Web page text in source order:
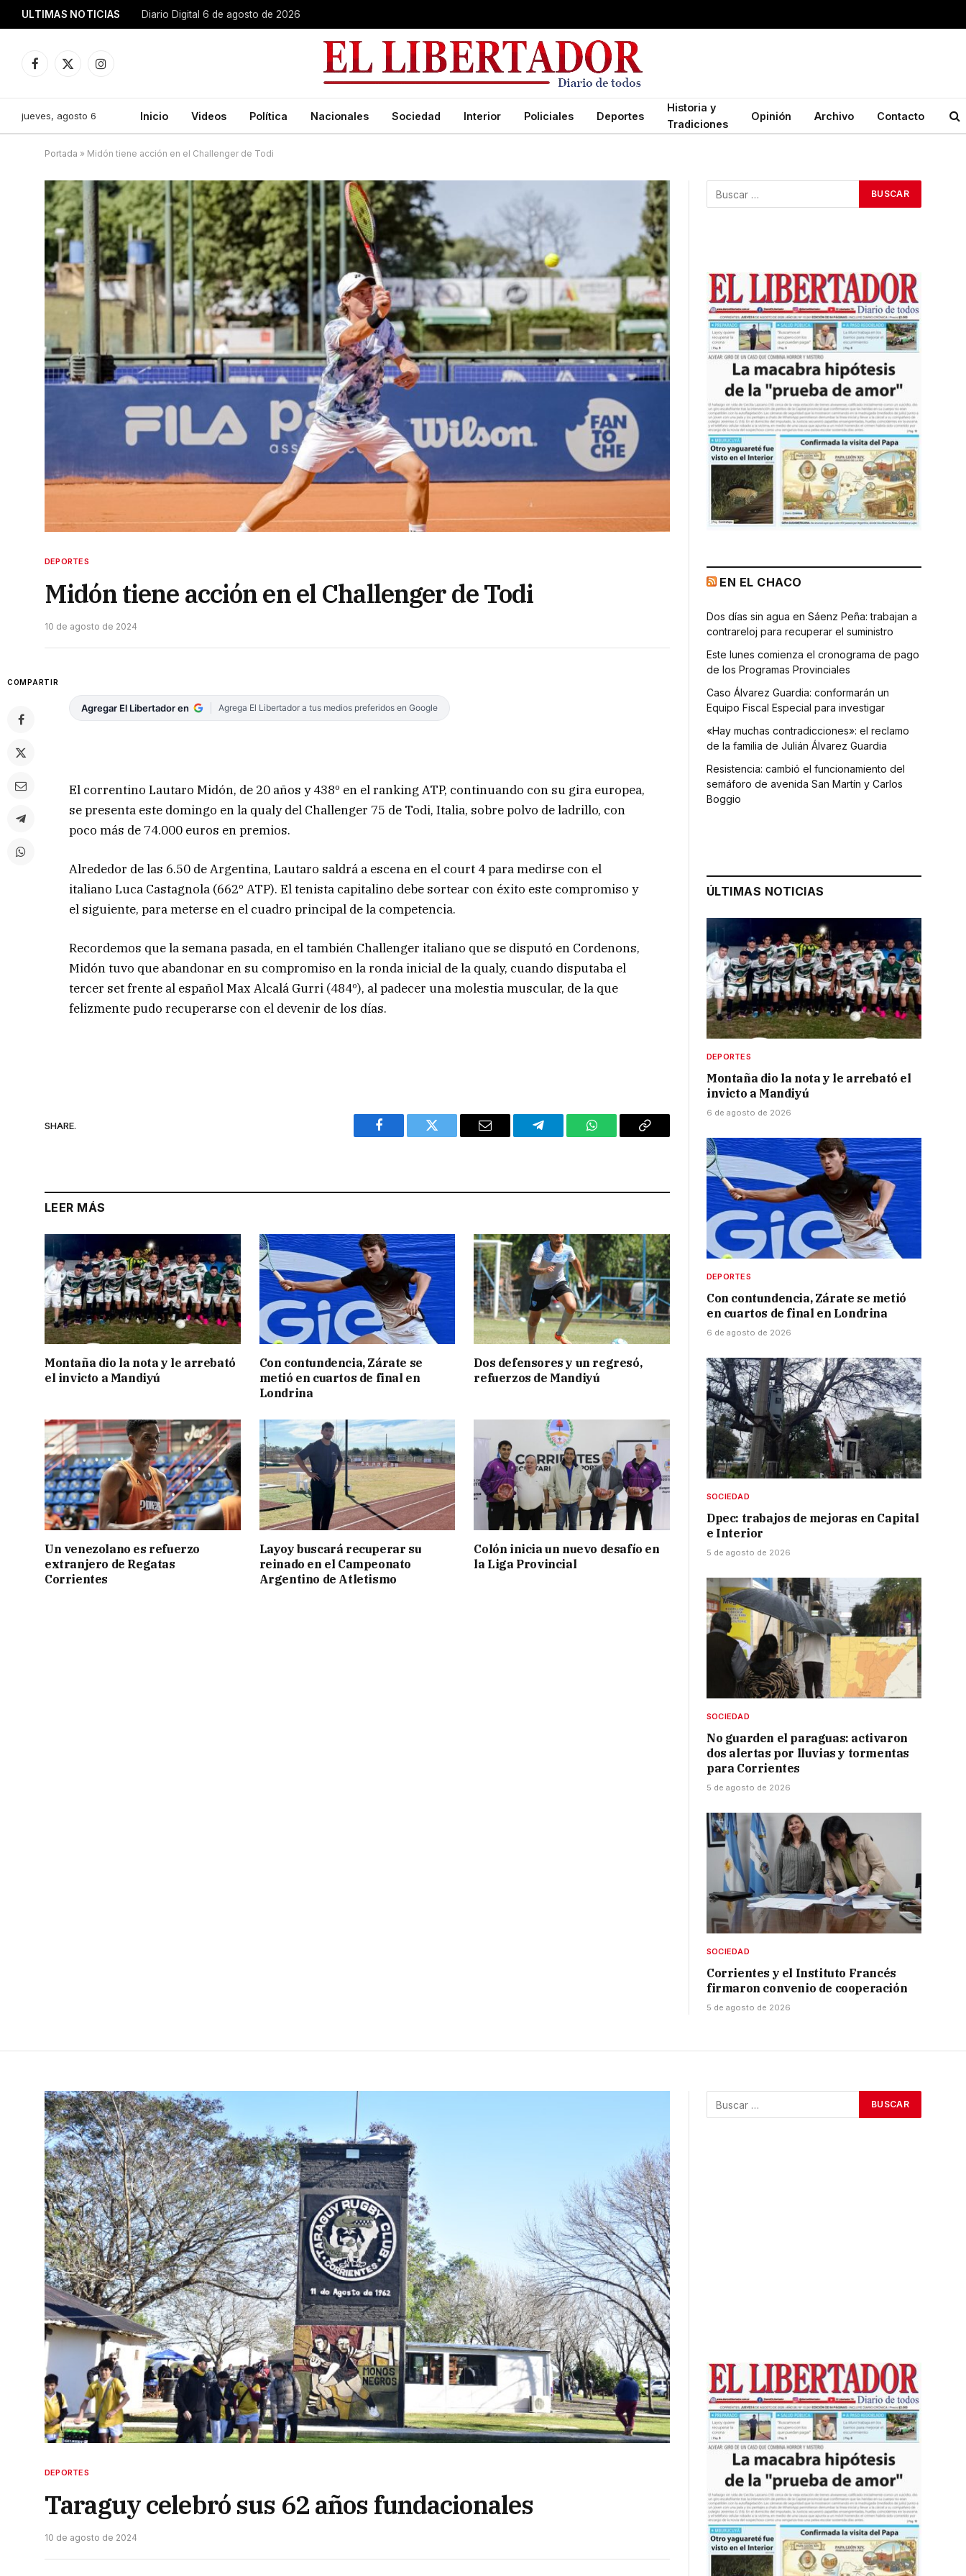
ULTIMAS NOTICIAS Diario Digital 6 de agosto de 2026
Facebook
X
Instagram
jueves, agosto 6 Inicio Videos Política Nacionales Sociedad Interior Policiales Deportes
Historia y
Tradiciones
Opinión Archivo Contacto
Portada » Midón tiene acción en el Challenger de Todi
DEPORTES
Midón tiene acción en el Challenger de Todi
10 de agosto de 2024
COMPARTIR
Agregar El Libertador en Agrega El Libertador a tus medios preferidos en Google
El correntino Lautaro Midón, de 20 años y 438º en el ranking ATP, continuando con su gira europea,
se presenta este domingo en la qualy del Challenger 75 de Todi, Italia, sobre polvo de ladrillo, con
poco más de 74.000 euros en premios.
Alrededor de las 6.50 de Argentina, Lautaro saldrá a escena en el court 4 para medirse con el
italiano Luca Castagnola (662º ATP). El tenista capitalino debe sortear con éxito este compromiso y
el siguiente, para meterse en el cuadro principal de la competencia.
Recordemos que la semana pasada, en el también Challenger italiano que se disputó en Cordenons,
Midón tuvo que abandonar en su compromiso en la ronda inicial de la qualy, cuando disputaba el
tercer set frente al español Max Alcalá Gurri (484º), al padecer una molestia muscular, de la que
felizmente pudo recuperarse con el devenir de los días.
SHARE.
Facebook Twitter Email Telegram WhatsAppCopy
LEER MÁS
Montaña dio la nota y le arrebató
el invicto a Mandiyú
Con contundencia, Zárate se
metió en cuartos de final en
Londrina
Dos defensores y un regresó,
refuerzos de Mandiyú
Un venezolano es refuerzo
extranjero de Regatas
Corrientes
Layoy buscará recuperar su
reinado en el Campeonato
Argentino de Atletismo
Colón inicia un nuevo desafío en
la Liga Provincial
EN EL CHACO
Dos días sin agua en Sáenz Peña: trabajan a
contrareloj para recuperar el suministro
Este lunes comienza el cronograma de pago
de los Programas Provinciales
Caso Álvarez Guardia: conformarán un
Equipo Fiscal Especial para investigar
«Hay muchas contradicciones»: el reclamo
de la familia de Julián Álvarez Guardia
Resistencia: cambió el funcionamiento del
semáforo de avenida San Martín y Carlos
Boggio
ÚLTIMAS NOTICIAS
DEPORTES
Montaña dio la nota y le arrebató el
invicto a Mandiyú
6 de agosto de 2026
DEPORTES
Con contundencia, Zárate se metió
en cuartos de final en Londrina
6 de agosto de 2026
SOCIEDAD
Dpec: trabajos de mejoras en Capital
e Interior
5 de agosto de 2026
SOCIEDAD
No guarden el paraguas: activaron
dos alertas por lluvias y tormentas
para Corrientes
5 de agosto de 2026
SOCIEDAD
Corrientes y el Instituto Francés
firmaron convenio de cooperación
5 de agosto de 2026
DEPORTES
Taraguy celebró sus 62 años fundacionales
10 de agosto de 2024